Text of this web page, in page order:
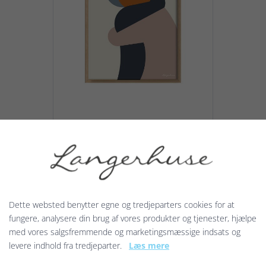
Giv et KRAM! til din mor, din far,
dine bedsteforældre, din ven
eller veninde. Du kan også give
et KRAM! til en god kollega eller...
129,00 kr.
Vis produkt
Dette websted benytter egne og tredjeparters cookies for at
fungere, analysere din brug af vores produkter og tjenester, hjælpe
med vores salgsfremmende og marketingsmæssige indsats og
levere indhold fra tredjeparter. Læs mere